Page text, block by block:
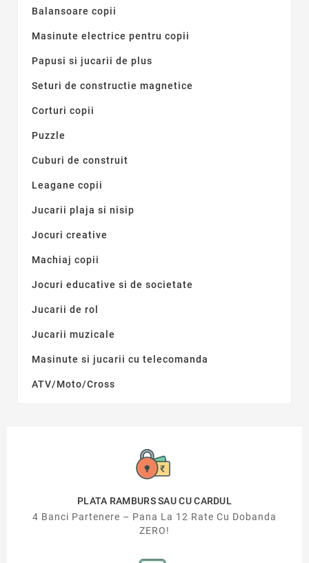
Balansoare copii
Masinute electrice pentru copii
Papusi si jucarii de plus
Seturi de constructie magnetice
Corturi copii
Puzzle
Cuburi de construit
Leagane copii
Jucarii plaja si nisip
Jocuri creative
Machiaj copii
Jocuri educative si de societate
Jucarii de rol
Jucarii muzicale
Masinute si jucarii cu telecomanda
ATV/Moto/Cross
PLATA RAMBURS SAU CU CARDUL
4 Banci Partenere – Pana La 12 Rate Cu Dobanda
ZERO!